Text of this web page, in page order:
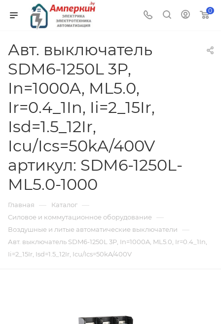
0
Авт. выключатель
SDM6-1250L 3P,
In=1000A, ML5.0,
Ir=0.4_1In, Ii=2_15Ir,
Isd=1.5_12Ir,
Icu/Ics=50kA/400V
артикул: SDM6-1250L-
ML5.0-1000
Главная — Каталог —
Силовое и коммутационное оборудование —
Воздушные и литые автоматические выключатели —
Авт. выключатель SDM6-1250L 3P, In=1000A, ML5.0, Ir=0.4_1In,
Ii=2_15Ir, Isd=1.5_12Ir, Icu/Ics=50kA/400V